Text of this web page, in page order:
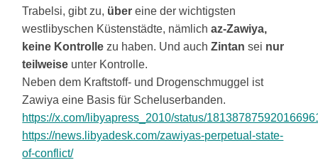
Trabelsi, gibt zu, über eine der wichtigsten
westlibyschen Küstenstädte, nämlichaz-Zawiya,
keine Kontrolle zu haben. Und auchZintan sei nur
teilweise unter Kontrolle.
Neben dem Kraftstoff- und Drogenschmuggel ist
Zawiya eine Basis für Scheluserbanden.
https://x.com/libyapress_2010/status/
https://news.libyadesk.com/zawiyas-perpetual-state-
of-conflict/